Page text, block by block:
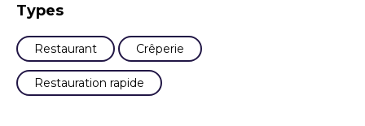
Types
Restaurant Crêperie
Restauration rapide